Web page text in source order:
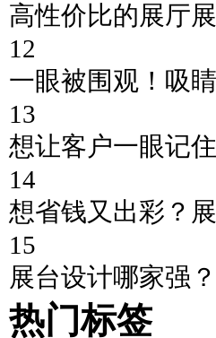
高性价比的展厅
12
一眼被围观！吸
13
想让客户一眼记
14
想省钱又出彩？
15
展台设计哪家强
热门标签